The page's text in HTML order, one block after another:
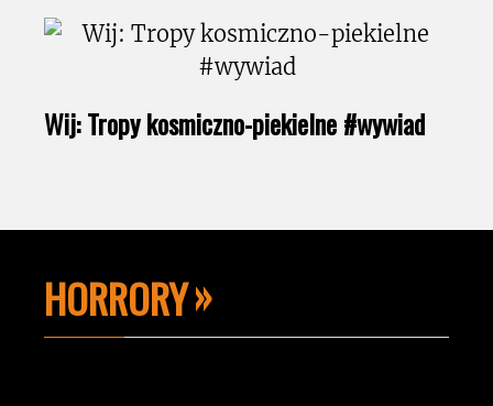
Wij: Tropy kosmiczno-piekielne #wywiad
HORRORY